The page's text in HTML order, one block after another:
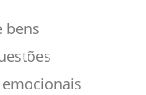
bens